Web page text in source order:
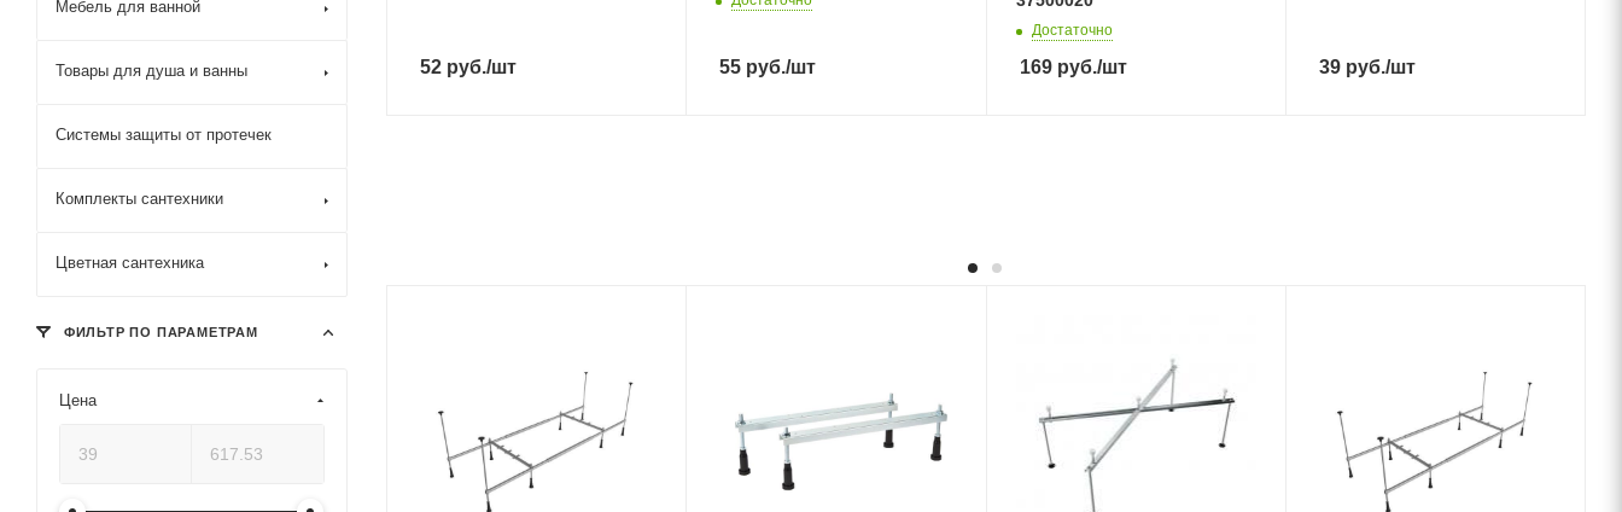
52 руб./шт 55 руб./шт
Достаточно
169руб./шт 39руб./шт
Мебель для ванной
Товары для душа и ванны
Системы защиты от протечек
Комплекты сантехники
Цветная сантехника
ФИЛЬТР ПО ПАРАМЕТРАМ
Цена